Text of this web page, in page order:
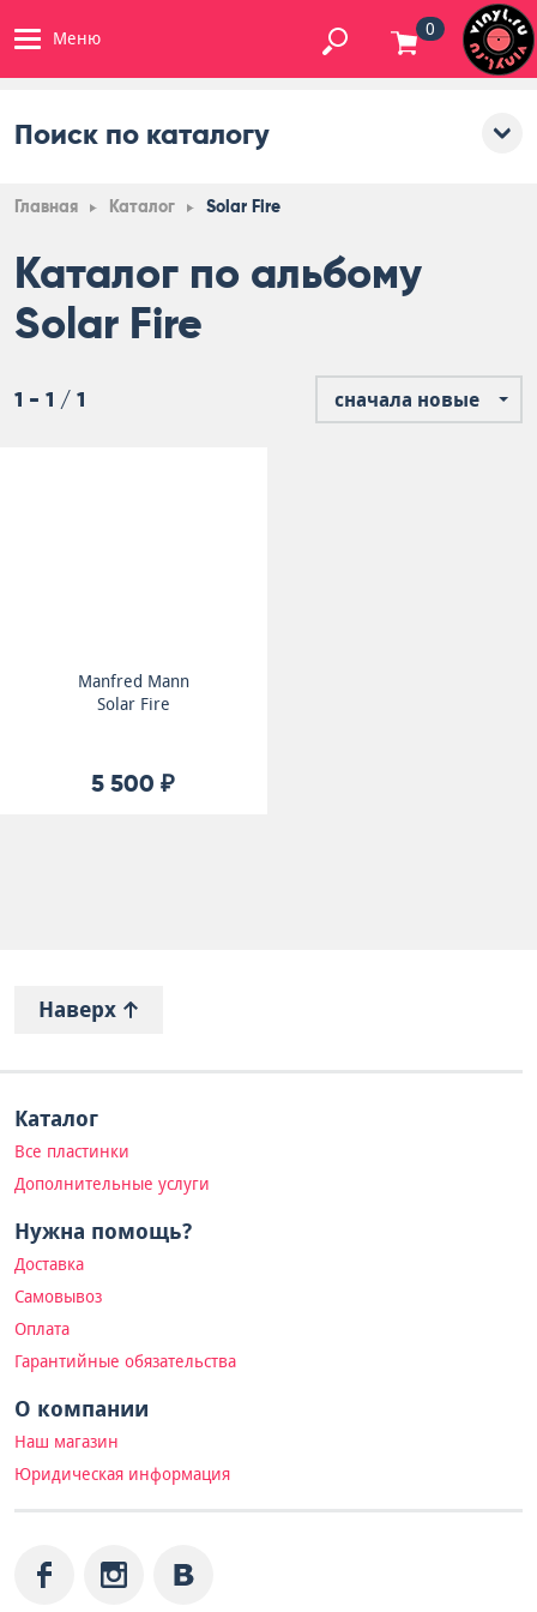
Меню 0
Поиск по каталогу
Главная Каталог Solar Fire
Каталог по альбому
Solar Fire
1 - 1 / 1 сначала новые
Manfred Mann
Solar Fire
5 500 ₽
Наверх
Каталог
Все пластинки
Дополнительные услуги
Нужна помощь?
Доставка
Самовывоз
Оплата
Гарантийные обязательства
О компании
Наш магазин
Юридическая информация